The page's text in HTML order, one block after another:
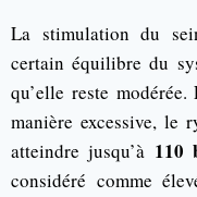
La stimulation du
certain équilibre du
qu’elle reste
manière excessive, le
atteindre jusqu’à 110
considéré comme